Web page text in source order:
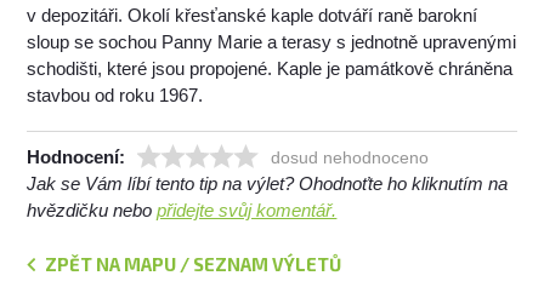
v depozitáři. Okolí křesťanské kaple dotváří raně barokní
sloup se sochou Panny Marie a terasy s jednotně upravenými
schodišti, které jsou propojené. Kaple je památkově chráněna
stavbou od roku 1967.
Hodnocení: dosud nehodnoceno
Jak se Vám líbí tento tip na výlet? Ohodnoťte ho kliknutím na
hvězdičku nebopřidejte svůj komentář.
ZPĚT NA MAPU / SEZNAM VÝLETŮ